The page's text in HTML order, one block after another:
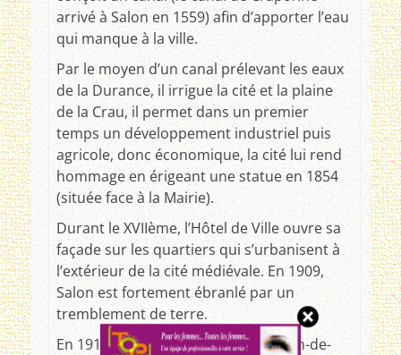
arrivé à Salon en 1559) afin d’apporter l’eau
qui manque à la ville.
Par le moyen d’un canal prélevant les eaux
de la Durance, il irrigue la cité et la plaine
de la Crau, il permet dans un premier
temps un développement industriel puis
agricole, donc économique, la cité lui rend
hommage en érigeant une statue en 1854
(située face à la Mairie).
Durant le XVIIème, l’Hôtel de Ville ouvre sa
façade sur les quartiers qui s’urbanisent à
l’extérieur de la cité médiévale. En 1909,
Salon est fortement ébranlé par un
tremblement de terre.
En 1918, Salon de Crau devient Salon-de-